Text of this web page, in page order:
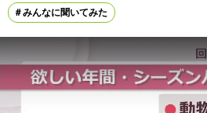
みんなに聞いてみた